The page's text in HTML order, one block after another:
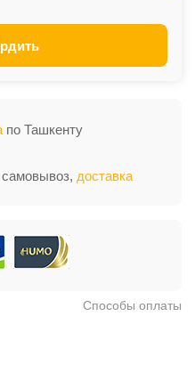
по Ташкенту
доставка
Способы оплаты